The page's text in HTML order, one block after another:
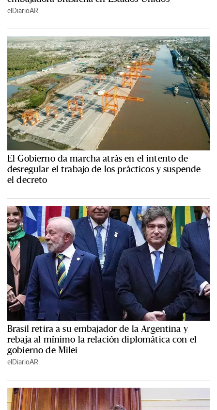
elDiarioAR
El Gobierno da marcha atrás en el intento de
desregular el trabajo de los prácticos y suspende
el decreto
Brasil retira a su embajador de la Argentina y
rebaja al mínimo la relación diplomática con el
gobierno de Milei
elDiarioAR